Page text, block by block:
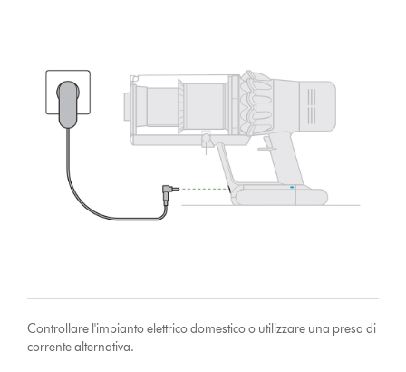
Controllare l'impianto elettrico domestico o utilizzare una presa di
corrente alternativa.